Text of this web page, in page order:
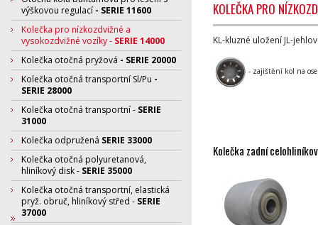
výškovou regulací - SERIE 11600
Kolečka pro nízkozdvižné a
vysokozdvižné vozíky - SERIE 14000
Kolečka otočná pryžová - SERIE 20000
Kolečka otočná transportní Sl/Pu -
SERIE 28000
Kolečka otočná transportní - SERIE
31000
Kolečka odpružená SERIE 33000
Kolečka otočná polyuretanová,
hliníkový disk - SERIE 35000
Kolečka otočná transportní, elastická
pryž. obruč, hliníkový střed - SERIE
37000
KOLEČKA PRO
KL-kluzné uložení JL-
- zajištění kol na
Kolečka zadní